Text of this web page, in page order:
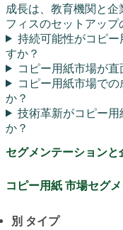
成長は、教育機関と
フィスのセットアップ
持続可能性がコピー
すか？
コピー用紙市場が
コピー用紙市場で
か？
技術革新がコピー
か？
セグメンテーションと
コピー用紙 市場セグメ
別 タイプ